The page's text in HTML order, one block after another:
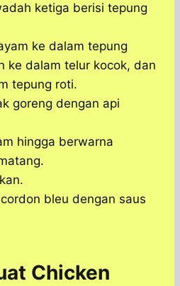
ketiga berisi tepung
ke dalam tepung
ke dalam telur kocok, dan
tepung roti.
goreng dengan api
hingga berwarna
bleu dengan saus
Chicken